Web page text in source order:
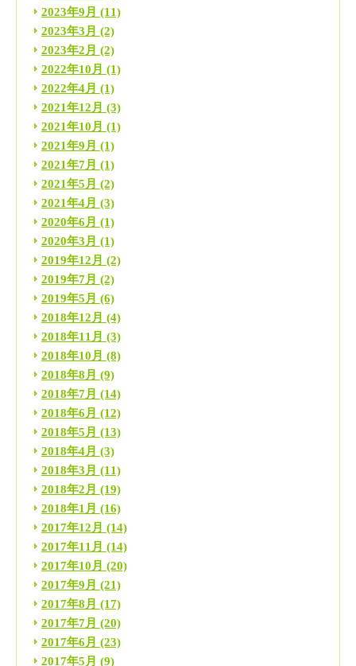
2023年9月 (11)
2023年3月 (2)
2023年2月 (2)
2022年10月 (1)
2022年4月 (1)
2021年12月 (3)
2021年10月 (1)
2021年9月 (1)
2021年7月 (1)
2021年5月 (2)
2021年4月 (3)
2020年6月 (1)
2020年3月 (1)
2019年12月 (2)
2019年7月 (2)
2019年5月 (6)
2018年12月 (4)
2018年11月 (3)
2018年10月 (8)
2018年8月 (9)
2018年7月 (14)
2018年6月 (12)
2018年5月 (13)
2018年4月 (3)
2018年3月 (11)
2018年2月 (19)
2018年1月 (16)
2017年12月 (14)
2017年11月 (14)
2017年10月 (20)
2017年9月 (21)
2017年8月 (17)
2017年7月 (20)
2017年6月 (23)
2017年5月 (9)